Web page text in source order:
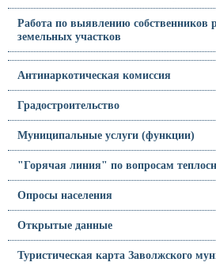
Работа по выявлению собственников
земельных участков
Антинаркотическая комиссия
Градостроительство
Муниципальные услуги (функции)
"Горячая линия" по вопросам
Опросы населения
Открытые данные
Туристическая карта Заволжского